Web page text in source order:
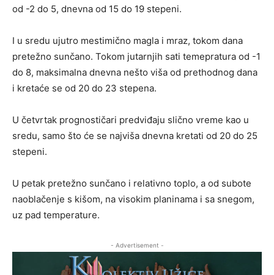
od -2 do 5, dnevna od 15 do 19 stepeni.
I u sredu ujutro mestimično magla i mraz, tokom dana
pretežno sunčano. Tokom jutarnjih sati temepratura od -1
do 8, maksimalna dnevna nešto viša od prethodnog dana
i kretaće se od 20 do 23 stepena.
U četvrtak prognostičari predviđaju slično vreme kao u
sredu, samo što će se najviša dnevna kretati od 20 do 25
stepeni.
U petak pretežno sunčano i relativno toplo, a od subote
naoblačenje s kišom, na visokim planinama i sa snegom,
uz pad temperature.
- Advertisement -